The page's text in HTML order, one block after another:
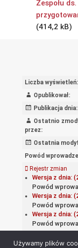
Zespołu
Liczba wyświetleń:
Opublikował:
Publikacja dnia:
Ostatnio
przez:
Ostatnia
Powód
Rejestr zmian
Wersja z dnia:
Powód
Wersja z dnia:
Powód
Wersja z dnia:
Powód
Używamy plików